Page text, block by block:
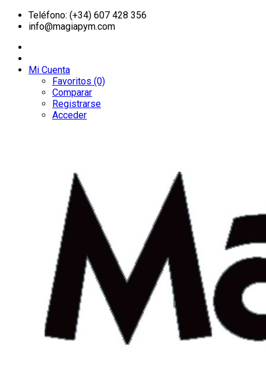
Teléfono: (+34) 607 428 356
info@magiapym.com
Mi Cuenta
Favoritos (0)
Comparar
Registrarse
Acceder